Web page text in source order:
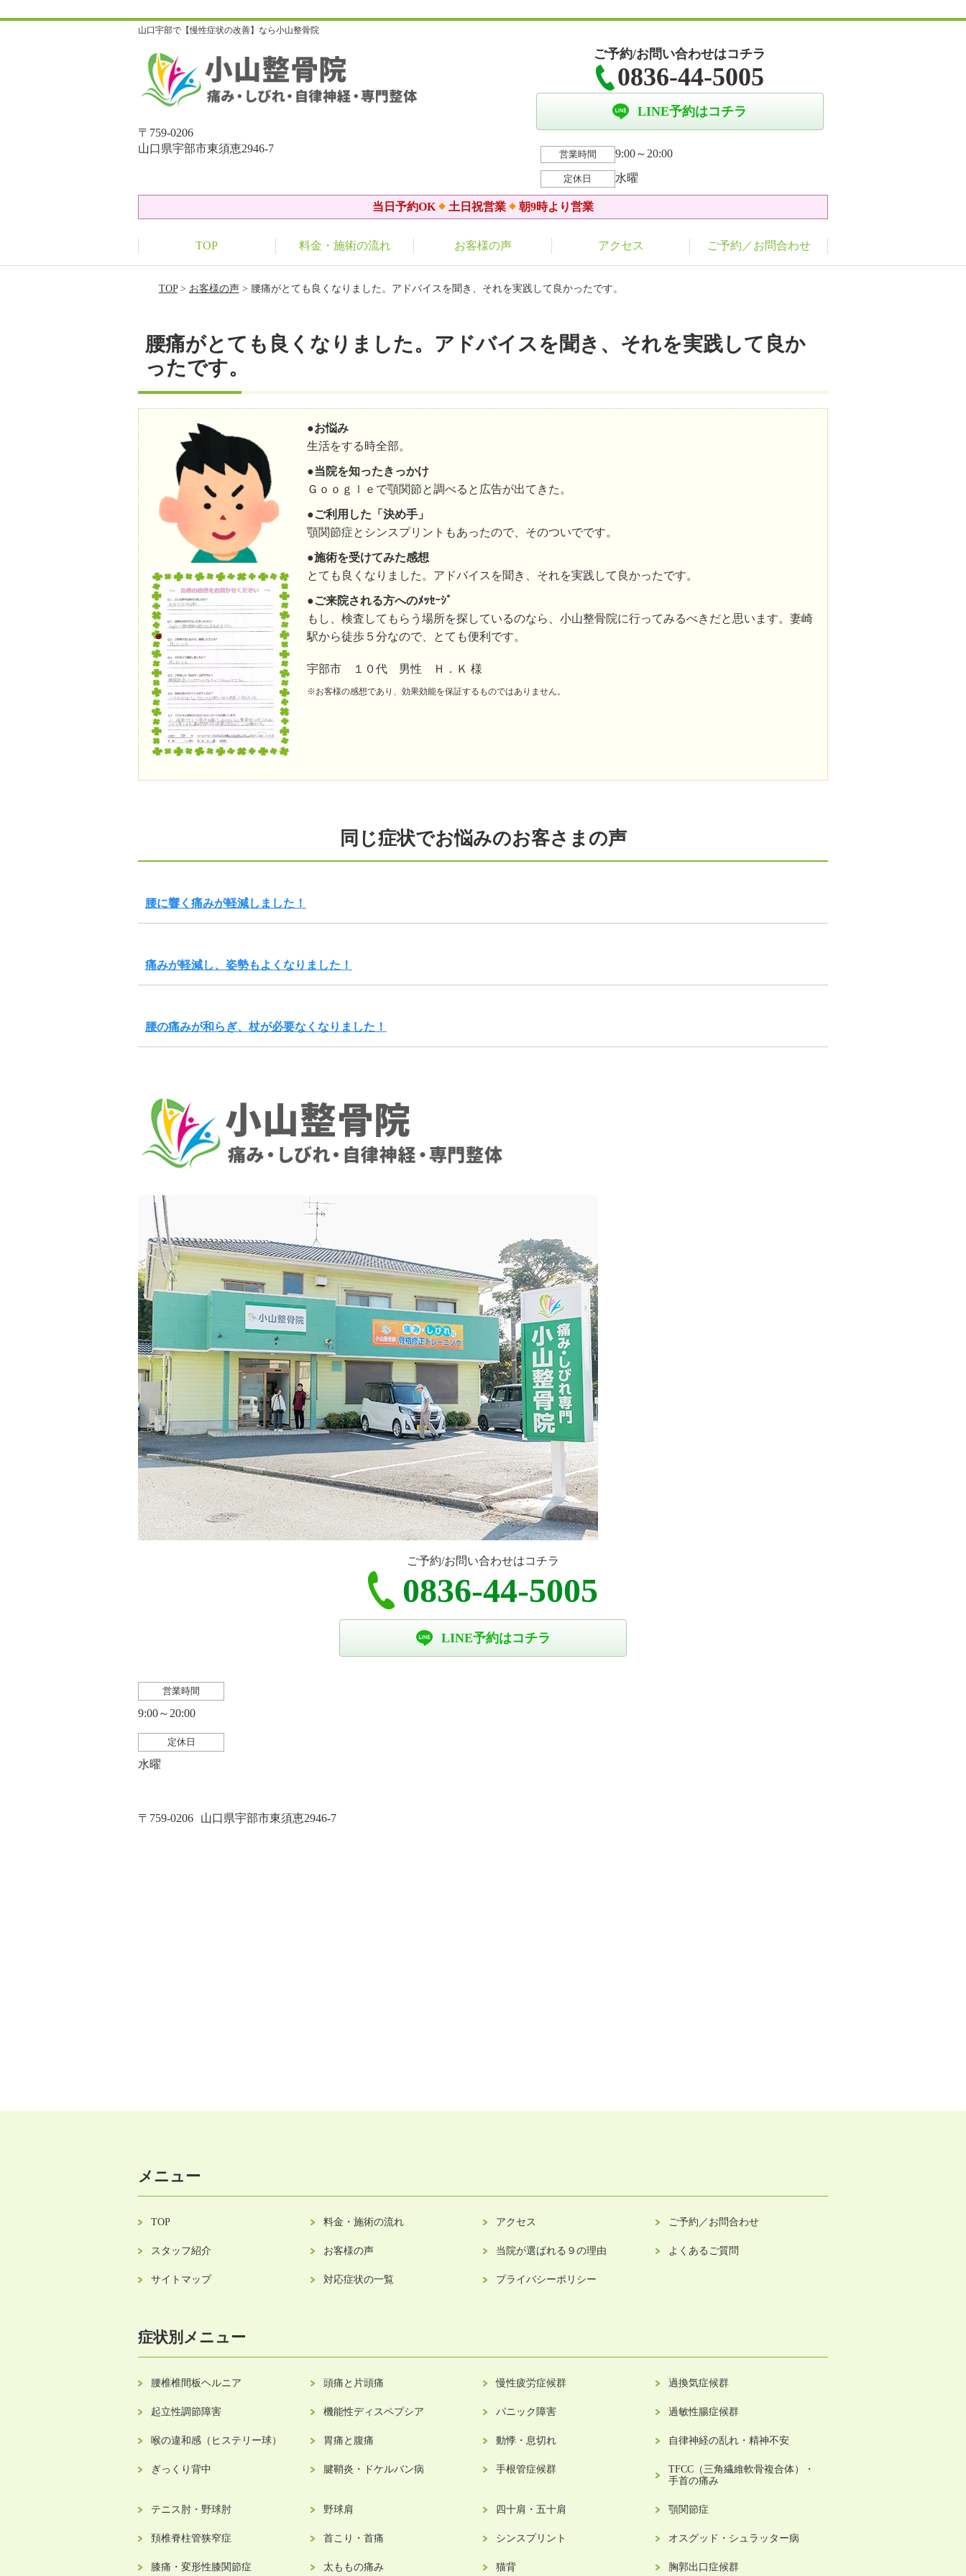
山口宇部で【慢性症状の改善】なら小山整骨院
〒759-0206
山口県宇部市東須恵2946-7
ご予約/お問い合わせはコチラ
0836-44-5005
LINE予約はコチラ
営業時間 9:00～20:00
定休日 水曜
当日予約OK 土日祝営業 朝9時より営業
TOP 料金・施術の流れ お客様の声 アクセス ご予約／お問合わせ
TOP> お客様の声> 腰痛がとても良くなりました。アドバイスを聞き、それを実践して良かったです。
腰痛がとても良くなりました。アドバイスを聞き、それを実践して良か
ったです。
●お悩み
生活をする時全部。
●当院を知ったきっかけ
Ｇｏｏｇｌｅで顎関節と調べると広告が出てきた。
●ご利用した「決め手」
顎関節症とシンスプリントもあったので、そのついでです。
●施術を受けてみた感想
とても良くなりました。アドバイスを聞き、それを実践して良かったです。
●ご来院される方へのﾒｯｾｰｼﾞ
もし、検査してもらう場所を探しているのなら、小山整骨院に行ってみるべきだと思います。妻崎
駅から徒歩５分なので、とても便利です。
宇部市 １０代 男性 Ｈ．Ｋ 様
※お客様の感想であり、効果効能を保証するものではありません。
同じ症状でお悩みのお客さまの声
腰に響く痛みが軽減しました！
痛みが軽減し、姿勢もよくなりました！
腰の痛みが和らぎ、杖が必要なくなりました！
ご予約/お問い合わせはコチラ
0836-44-5005
LINE予約はコチラ
営業時間
9:00～20:00
定休日
水曜
〒759-0206 山口県宇部市東須恵2946-7
メニュー
TOP 料金・施術の流れ アクセス ご予約／お問合わせ
スタッフ紹介 お客様の声 当院が選ばれる９の理由 よくあるご質問
サイトマップ 対応症状の一覧 プライバシーポリシー
症状別メニュー
腰椎椎間板ヘルニア 頭痛と片頭痛 慢性疲労症候群 過換気症候群
起立性調節障害 機能性ディスペプシア パニック障害 過敏性腸症候群
喉の違和感（ヒステリー球） 胃痛と腹痛 動悸・息切れ 自律神経の乱れ・精神不安
ぎっくり背中 腱鞘炎・ドケルバン病 手根管症候群
TFCC（三角繊維軟骨複合体）・
手首の痛み
テニス肘・野球肘 野球肩 四十肩・五十肩 顎関節症
頚椎脊柱管狭窄症 首こり・首痛 シンスプリント オスグッド・シュラッター病
膝痛・変形性膝関節症 太ももの痛み 猫背 胸郭出口症候群